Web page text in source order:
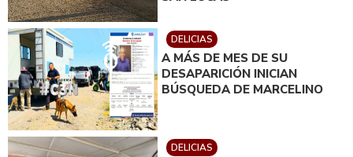
DELICIAS
A MÁS DE MES DE SU
DESAPARICIÓN INICIAN
BÚSQUEDA DE MARCELINO
DELICIAS